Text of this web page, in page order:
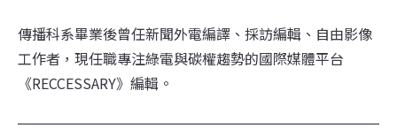
傳播科系畢業後曾任新聞外電編譯、採訪編輯、自由影像
工作者，現任職專注綠電與碳權趨勢的國際媒體平台
《RECCESSARY》編輯。